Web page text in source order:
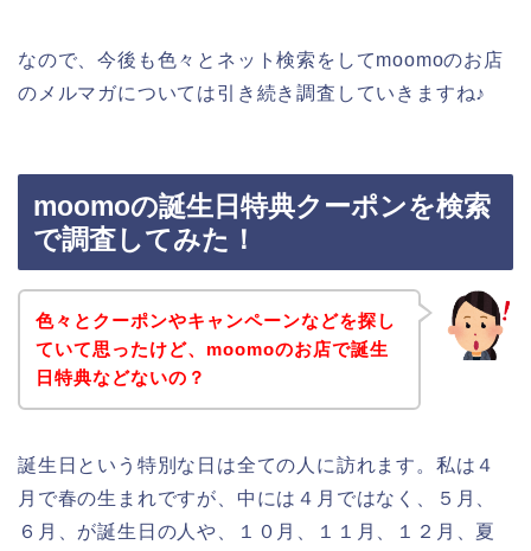
なので、今後も色々とネット検索をしてmoomoのお店
のメルマガについては引き続き調査していきますね♪
moomoの誕生日特典クーポンを検索
で調査してみた！
色々とクーポンやキャンペーンなどを探し
ていて思ったけど、moomoのお店で誕生
日特典などないの？
誕生日という特別な日は全ての人に訪れます。私は４
月で春の生まれですが、中には４月ではなく、５月、
６月、が誕生日の人や、１０月、１１月、１２月、夏